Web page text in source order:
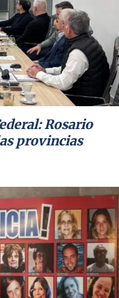
Rosario
provincias